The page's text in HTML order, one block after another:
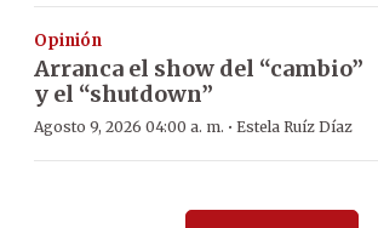
Opinión
Arranca el show del “cambio”
y el “shutdown”
Agosto 9, 2026 04:00 a. m. · Estela Ruíz Díaz